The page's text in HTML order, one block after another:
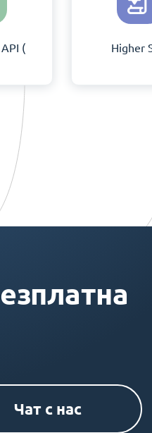
( Higher
Чат с нас